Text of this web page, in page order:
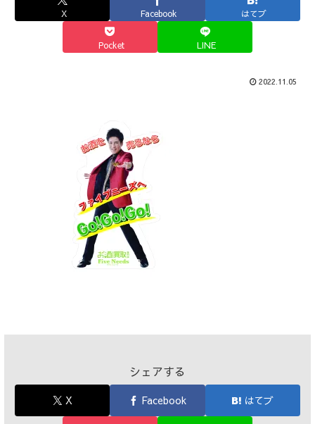
X Facebook はてブ
Pocket LINE
2022.11.05
シェアする
X Facebook はてブ